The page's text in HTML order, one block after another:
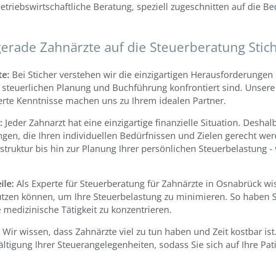
Beratung, speziell zugeschnitten auf die
Zahnärzte auf die Steuerberatung
Bei Sticher verstehen wir die einzigartigen
Planung und Buchführung konfrontiert sind.
Kenntnisse machen uns zu Ihrem idealen Partner.
Jeder Zahnarzt hat eine einzigartige finanzielle Situation.
die Ihren individuellen Bedürfnissen und Zielen gerecht
bis hin zur Planung Ihrer persönlichen Steuerbelastung
Als Experte für Steuerberatung für Zahnärzte in Osnabrück
können, um Ihre Steuerbelastung zu minimieren. So haben
Tätigkeit zu konzentrieren.
Wir wissen, dass Zahnärzte viel zu tun haben und Zeit kostbar
Ihrer Steuerangelegenheiten, sodass Sie sich auf Ihre
Handwerk, Bau